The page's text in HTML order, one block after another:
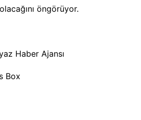
öngörüyor.
Haber Ajansı
Box